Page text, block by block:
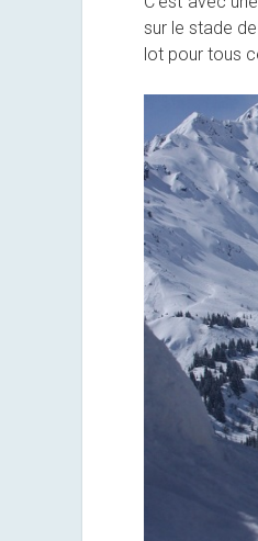
sur le stade
lot pour tous